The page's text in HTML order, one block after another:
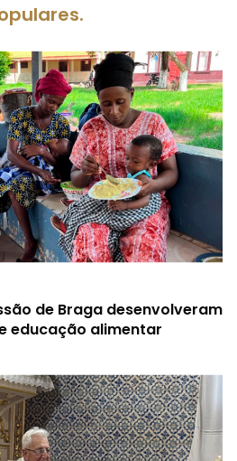
de Braga desenvolveram
educação alimentar